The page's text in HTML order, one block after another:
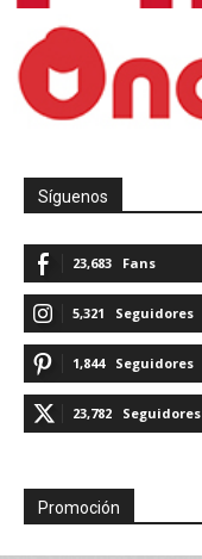
Síguenos
23,683 Fans
5,321 Seguidores
1,844 Seguidores
23,782 Seguidores
Promoción